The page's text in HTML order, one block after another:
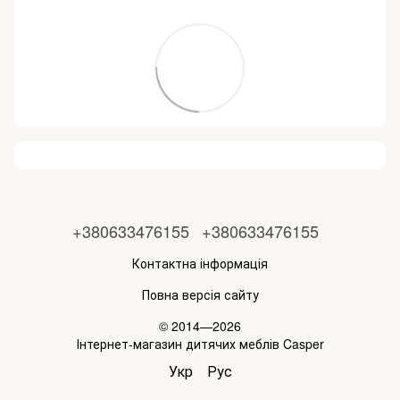
+380633476155 +380633476155
Контактна інформація
Повна версія сайту
© 2014—2026
Інтернет-магазин дитячих меблів Casper
Укр Рус